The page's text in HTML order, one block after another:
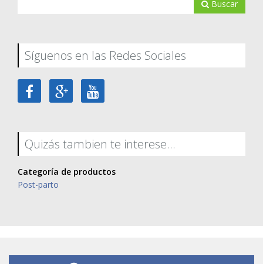
Buscar
Síguenos en las Redes Sociales
Quizás tambien te interese...
Categoría de productos
Post-parto